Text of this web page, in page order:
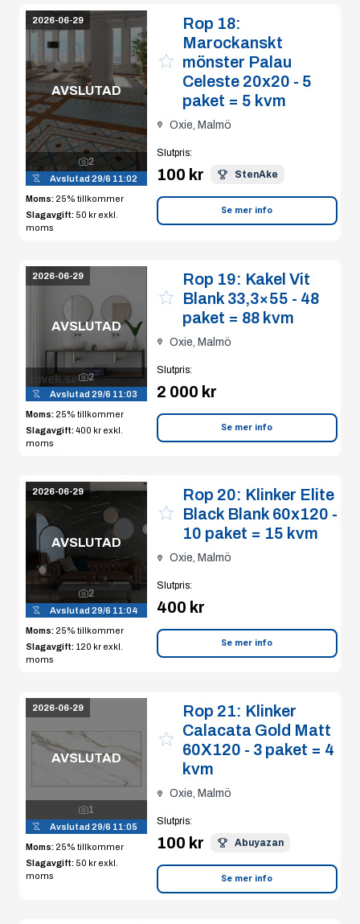
2026-06-29
AVSLUTAD
2
Avslutad29/6 11:02
Moms: 25% tillkommer
Slagavgift: 50 kr exkl.
moms
Rop 18:
Marockanskt
mönster Palau
Celeste 20x20 - 5
paket = 5 kvm
Oxie, Malmö
Slutpris:
100 kr StenAke
Se mer info
2026-06-29
AVSLUTAD
2
Avslutad29/6 11:03
Moms: 25% tillkommer
Slagavgift:400 kr exkl.
moms
Rop 19: Kakel Vit
Blank 33,3×55 - 48
paket = 88 kvm
Oxie, Malmö
Slutpris:
2 000 kr
Se mer info
2026-06-29
AVSLUTAD
2
Avslutad29/6 11:04
Moms: 25% tillkommer
Slagavgift: 120 kr exkl.
moms
Rop 20: Klinker Elite
Black Blank 60x120 -
10 paket = 15 kvm
Oxie, Malmö
Slutpris:
400 kr
Se mer info
2026-06-29
AVSLUTAD
1
Avslutad29/6 11:05
Moms: 25% tillkommer
Slagavgift: 50 kr exkl.
moms
Rop 21: Klinker
Calacata Gold Matt
60X120 - 3 paket = 4
kvm
Oxie, Malmö
Slutpris:
100 kr Abuyazan
Se mer info